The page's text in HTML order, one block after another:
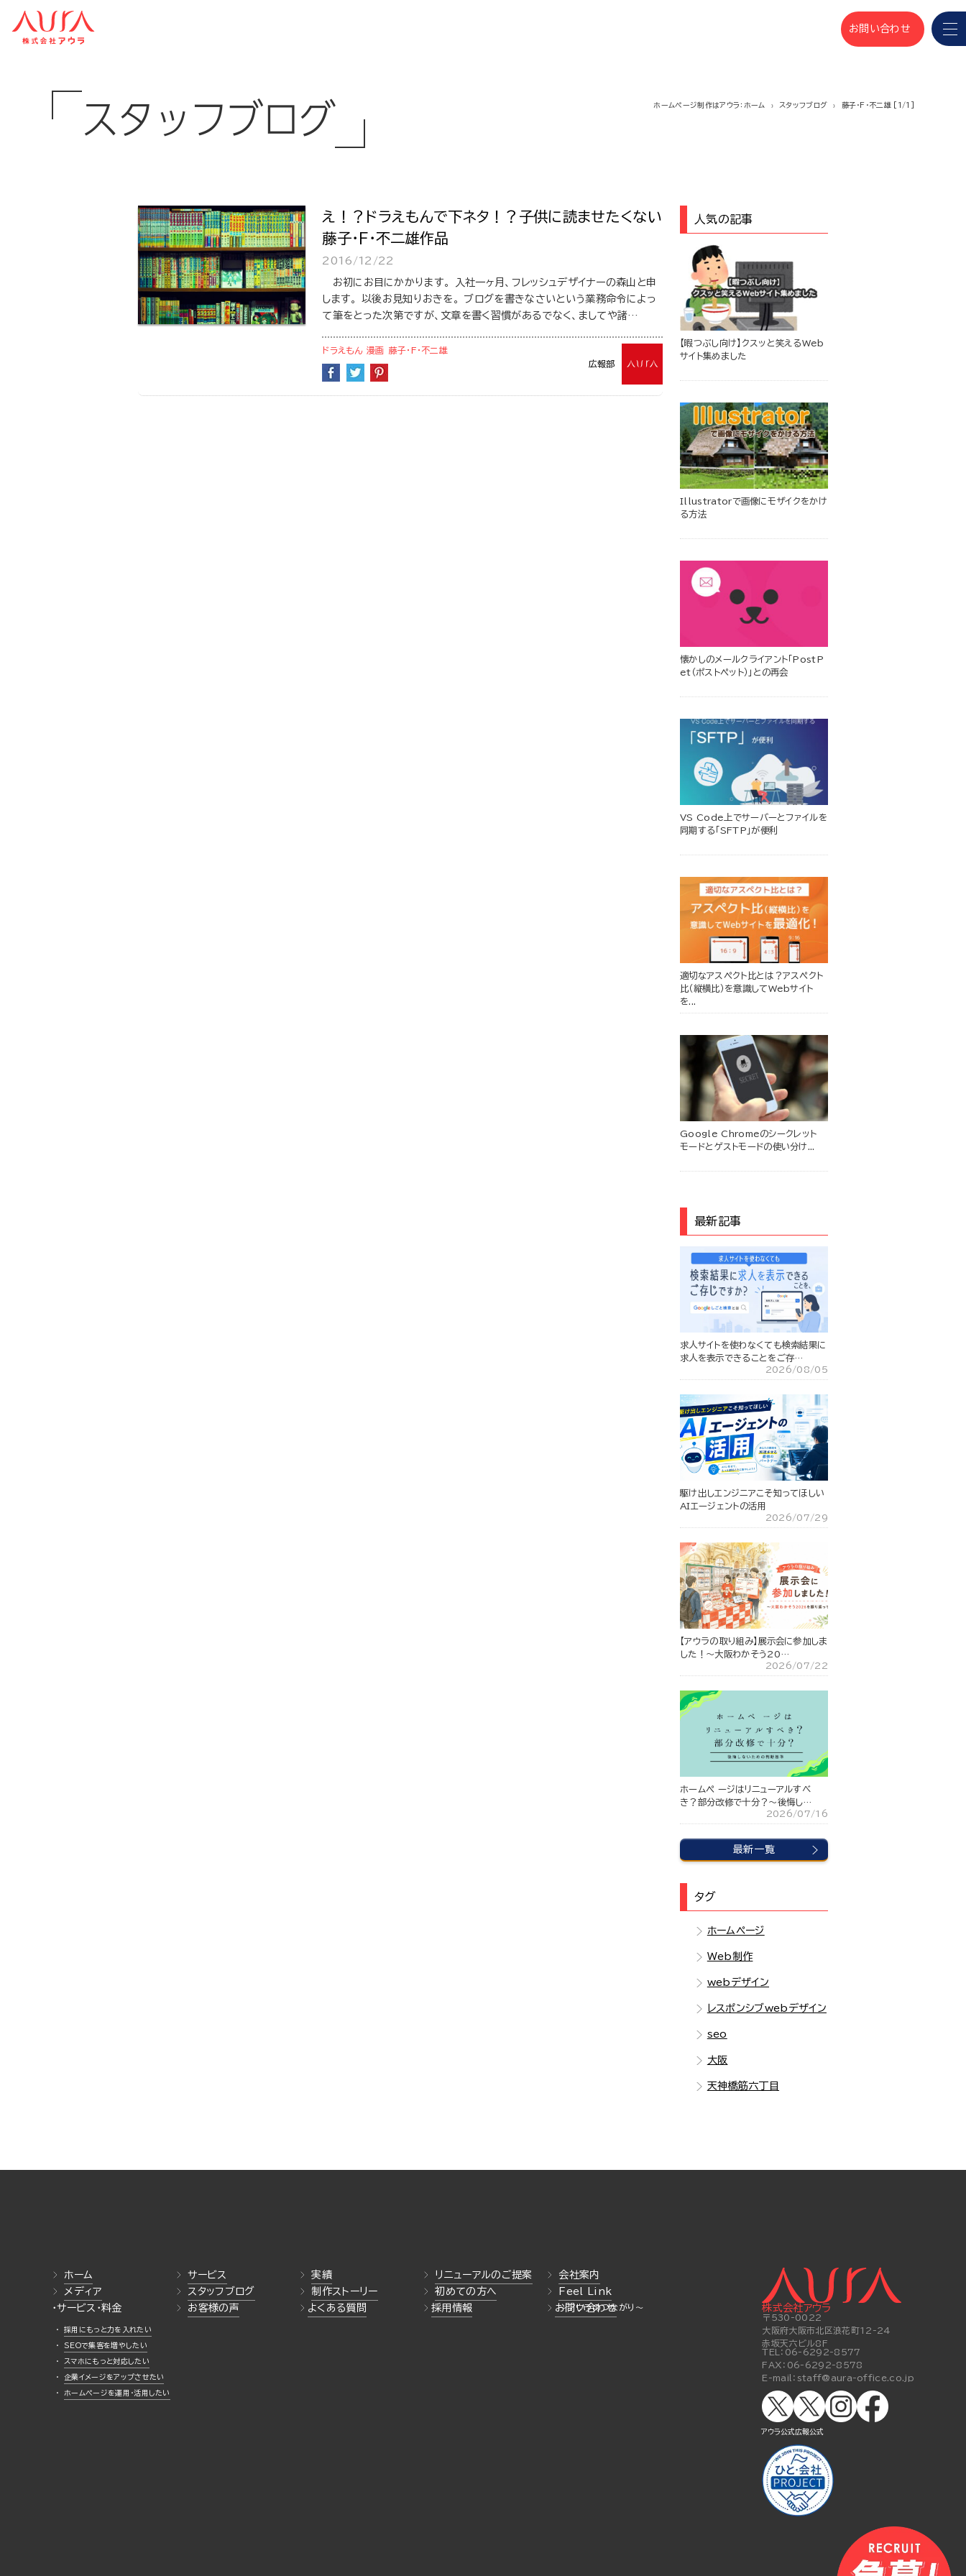
お問い合わせ
スタッフブログ ホームページ制作はアウラ：ホーム スタッフブログ 藤子・F・不二雄 [1/1]
え！？ドラえもんで下ネタ！？子供に読ませたくない
藤子・F・不二雄作品
2016/12/22
お初にお目にかかります。 入社一ヶ月、フレッシュデザイナーの森山と申
します。 以後お見知りおきを。 ブログを書きなさいという業務命令によっ
て筆をとった次第ですが、文章を書く習慣があるでなく、ましてや諸…
広報部
ドラえもん 漫画 藤子・F・不二雄
人気の記事
【暇つぶし向け】クスッと笑えるWeb
サイト集めました
Illustratorで画像にモザイクをかけ
る方法
懐かしのメールクライアント「PostP
et（ポストペット）」との再会
VS Code上でサーバーとファイルを
同期する「SFTP」が便利
適切なアスペクト比とは？アスペクト
比（縦横比）を意識してWebサイト
を...
Google Chromeのシークレット
モードとゲストモードの使い分け...
最新記事
求人サイトを使わなくても検索結果に
求人を表示できることをご存…
2026/08/05
駆け出しエンジニアこそ知ってほしい
AIエージェントの活用
2026/07/29
【アウラの取り組み】展示会に参加しま
した！～大阪わかそう20…
2026/07/22
ホームペ ージはリニューアルすべ
き？部分改修で十分？〜後悔し…
2026/07/16
最新一覧
タグ
ホームページ
Web制作
webデザイン
レスポンシブwebデザイン
seo
大阪
天神橋筋六丁目
ホーム サービス 実績 リニューアルのご提案
会社案内
メディア
スタッフブログ 制作ストーリー 初めての方へ
Feel Link
・サービス・料金
採用にもっと力を入れたい
SEOで集客を増やしたい
スマホにもっと対応したい
企業イメージをアップさせたい
ホームページを運用・活用したい
お客様の声 よくある質問 採用情報 お問い合わせ 株式会社アウラ
〒530-0022
大阪府大阪市北区浪花町12-24
赤坂天六ビル8F
TEL： 06-6292-8577
FAX： 06-6292-8578
E-mail： staff@aura-office.co.jp
アウラ公式広報公式